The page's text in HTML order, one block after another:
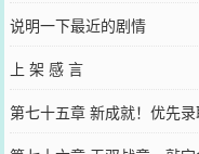
说明一下最近的剧情
上 架 感 言
第七十五章 新成就！优先录